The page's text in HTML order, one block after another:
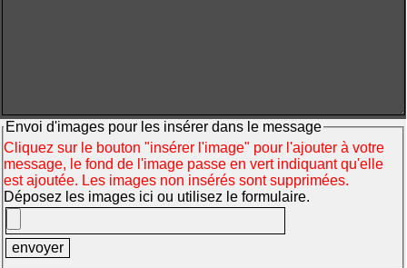
Envoi d'images pour les insérer dans le message
Cliquez sur le bouton "insérer l'image" pour l'ajouter à votre
message, le fond de l'image passe en vert indiquant qu'elle
est ajoutée. Les images non insérés sont supprimées.
Déposez les images ici ou utilisez le formulaire.